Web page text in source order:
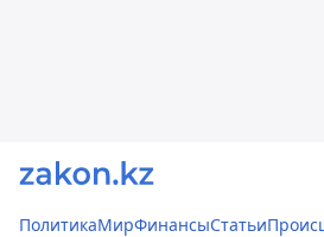
ПолитикаМирФинансыСтатьи